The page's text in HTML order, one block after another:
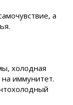
а
холодная
иммунитет.